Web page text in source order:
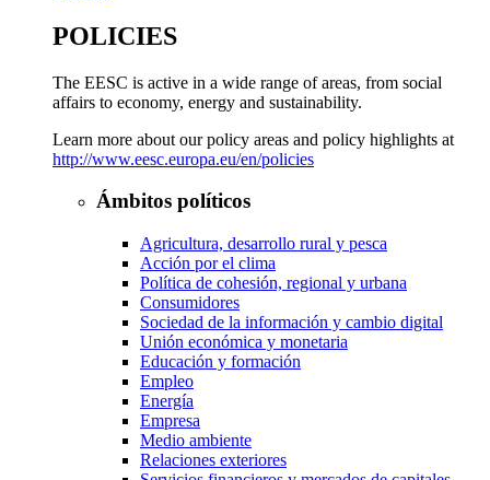
POLICIES
The EESC is active in a wide range of areas, from social
affairs to economy, energy and sustainability.
Learn more about our policy areas and policy highlights at
http://www.eesc.europa.eu/en/policies
Ámbitos políticos
Agricultura, desarrollo rural y pesca
Acción por el clima
Política de cohesión, regional y urbana
Consumidores
Sociedad de la información y cambio digital
Unión económica y monetaria
Educación y formación
Empleo
Energía
Empresa
Medio ambiente
Relaciones exteriores